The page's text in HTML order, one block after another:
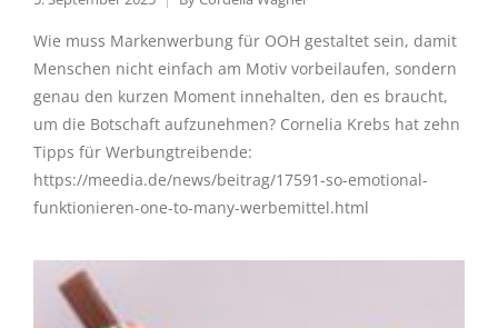
Wie muss Markenwerbung für OOH gestaltet sein, damit
Menschen nicht einfach am Motiv vorbeilaufen, sondern
genau den kurzen Moment innehalten, den es braucht,
um die Botschaft aufzunehmen? Cornelia Krebs hat zehn
Tipps für Werbungtreibende:
https://meedia.de/news/beitrag/17591-so-emotional-
funktionieren-one-to-many-werbemittel.html